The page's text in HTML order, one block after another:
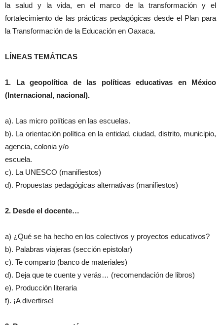
la salud y la vida, en el marco de la transformación y el
fortalecimiento de las prácticas pedagógicas desde el Plan para
la Transformación de la Educación en Oaxaca.
LÍNEAS TEMÁTICAS
1. La geopolítica de las políticas educativas en México
(Internacional, nacional).
a). Las micro políticas en las escuelas.
b). La orientación política en la entidad, ciudad, distrito, municipio,
agencia, colonia y/o
escuela.
c). La UNESCO (manifiestos)
d). Propuestas pedagógicas alternativas (manifiestos)
2. Desde el docente…
a) ¿Qué se ha hecho en los colectivos y proyectos educativos?
b). Palabras viajeras (sección epistolar)
c). Te comparto (banco de materiales)
d). Deja que te cuente y verás… (recomendación de libros)
e). Producción literaria
f). ¡A divertirse!